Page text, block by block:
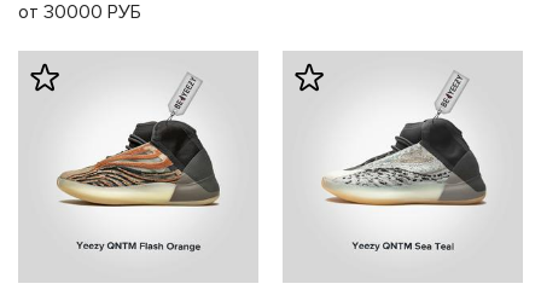
от 30000 РУБ